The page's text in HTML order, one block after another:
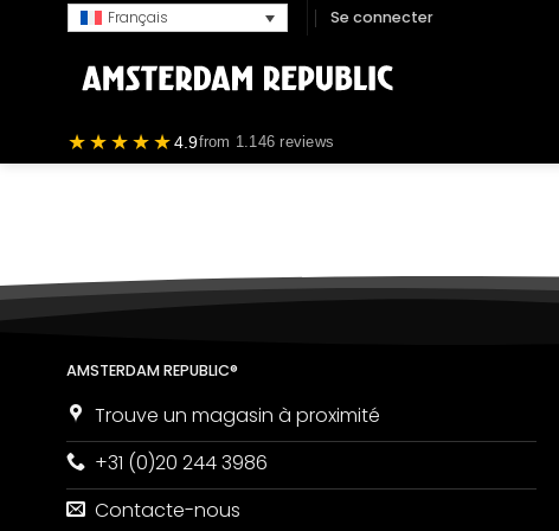
Français Se connecter
★★★★★4.9from 1.146 reviews
AMSTERDAM REPUBLIC®
Trouve un magasin à proximité
+31 (0)20 244 3986
Contacte-nous